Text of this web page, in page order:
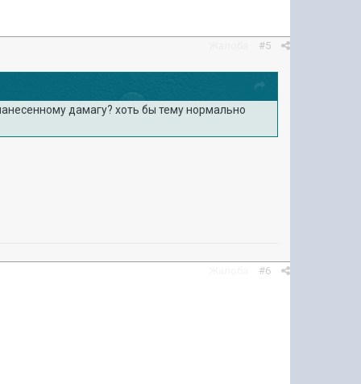
#5
дамагу? хоть бы тему нормально
#6